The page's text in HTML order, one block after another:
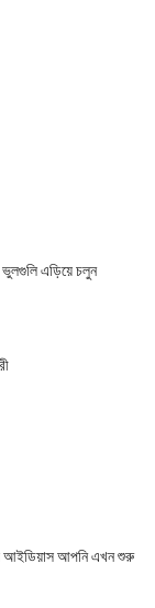
ভুলগুলি এড়িয়ে চলুন
আইডিয়াস আপনি এখন শুরু